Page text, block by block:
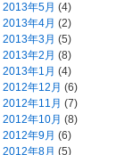
2013年5月 (4)
2013年4月 (2)
2013年3月 (5)
2013年2月 (8)
2013年1月 (4)
2012年12月 (6)
2012年11月 (7)
2012年10月 (8)
2012年9月 (6)
2012年8月 (5)